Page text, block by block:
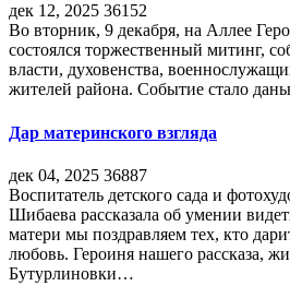
дек 12, 2025 36152
Во вторник, 9 декабря, на Аллее
состоялся торжественный митинг,
власти, духовенства,
жителей района. Событие стало
Дар материнского взгляда
дек 04, 2025 36887
Воспитатель детского сада и
Шибаева рассказала об умении
матери мы поздравляем тех, кто
любовь. Героиня нашего рассказа,
Бутурлиновки…